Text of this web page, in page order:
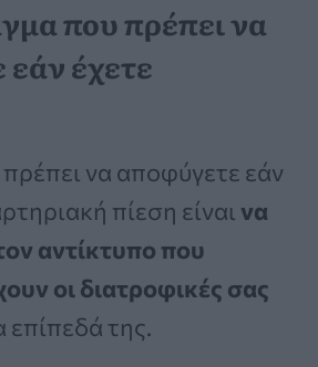
που πρέπει να
έχετε
να αποφύγετε εάν
πίεση είναι να
αντίκτυπο που
οι διατροφικές σας
επίπεδά της.